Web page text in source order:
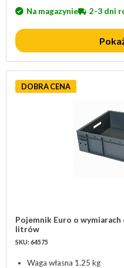
Na magazynie 2-3 dni
DOBRA CENA
Pojemnik Euro o
litrów
SKU: 64575
Waga własna 1.25 kg